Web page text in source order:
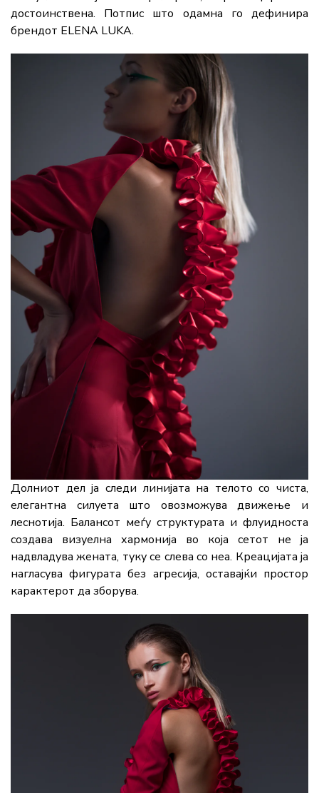
достоинствена. Потпис што одамна го дефинира
брендот ELENA LUKA.
Долниот дел ја следи линијата на телото со чиста,
елегантна силуета што овозможува движење и
леснотија. Балансот меѓу структурата и флуидноста
создава визуелна хармонија во која сетот не ја
надвладува жената, туку се слева со неа. Креацијата ја
нагласува фигурата без агресија, оставајќи простор
карактерот да зборува.